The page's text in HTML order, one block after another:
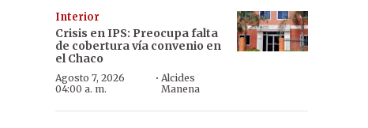
Interior
Crisis en IPS: Preocupa falta
de cobertura vía convenio en
el Chaco
Agosto 7, 2026
04:00 a. m.
·Alcides
Manena